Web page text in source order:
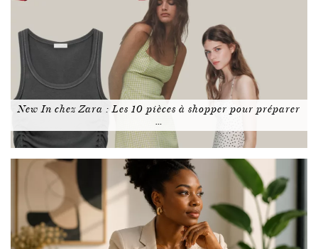
New In chez Zara : Les 10 pièces à shopper pour préparer
…